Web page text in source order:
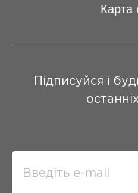
Карта
Підписуйся і